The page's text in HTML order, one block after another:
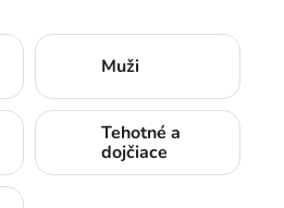
Muži
Tehotné a
dojčiace